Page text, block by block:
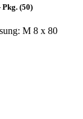
(50)
M 8 x 80